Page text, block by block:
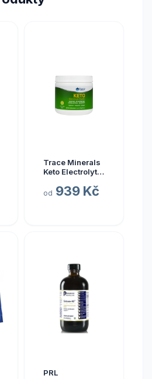
Trace Minerals
Keto Electrolyte
elektrolyty v
od 939 Kč
PRL